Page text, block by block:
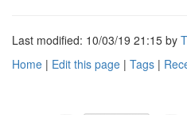
Last modified: 10/03/19 21:15 by
Home | Edit this page | Tags |